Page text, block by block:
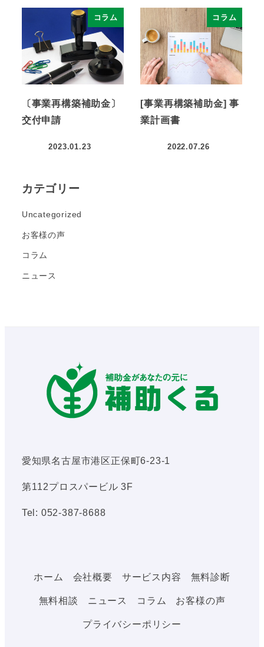
コラム
〔事業再構築補助金〕
交付申請
2023.01.23
コラム
[事業再構築補助金] 事
業計画書
2022.07.26
カテゴリー
Uncategorized
お客様の声
コラム
ニュース
愛知県名古屋市港区正保町6-23-1
第112プロスパービル 3F
Tel: 052-387-8688
ホーム 会社概要 サービス内容 無料診断
無料相談 ニュース コラム お客様の声
プライバシーポリシー